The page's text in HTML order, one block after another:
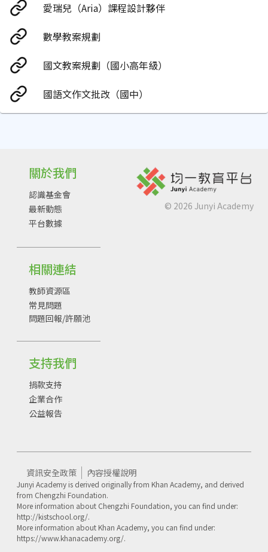
愛瑞兒（Aria）課程設計夥伴
數學教案規劃
國文教案規劃（國小高年級）
國語文作文批改（國中）
關於我們
認識基金會
最新動態
平台數據
相關連結
教師資源區
常見問題
問題回報/許願池
支持我們
捐款支持
企業合作
公益報告
© 2026 Junyi Academy
Junyi Academy is derived originally from Khan Academy, and derived
from Chengzhi Foundation.
More information about Chengzhi Foundation, you can find under:
http://kistschool.org/.
More information about Khan Academy, you can find under:
https://www.khanacademy.org/.
資訊安全政策 內容授權說明